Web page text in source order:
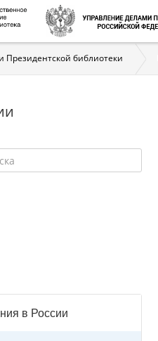
Президентской библиотеки
в России